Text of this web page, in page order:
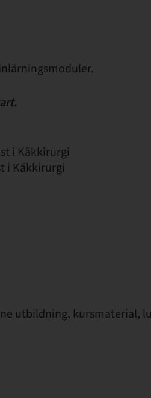
i Käkkirurgi
i Käkkirurgi
utbildning, kursmaterial,